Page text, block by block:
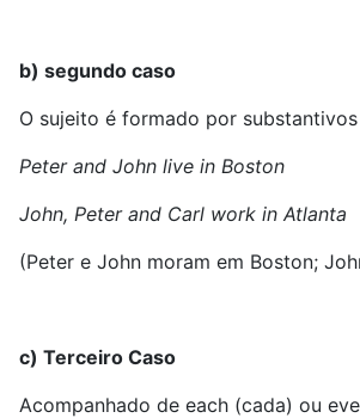
b) segundo caso
O sujeito é formado por
Peter and John live in Boston
John, Peter and Carl work in Atlanta
(Peter e John moram em Boston;
c) Terceiro Caso
Acompanhado de each (cada) ou